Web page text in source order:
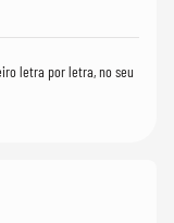
letra por letra, no seu